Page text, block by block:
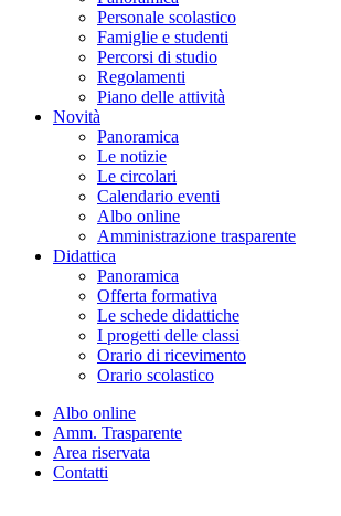
Personale scolastico
Famiglie e studenti
Percorsi di studio
Regolamenti
Piano delle attività
Novità
Panoramica
Le notizie
Le circolari
Calendario eventi
Albo online
Amministrazione trasparente
Didattica
Panoramica
Offerta formativa
Le schede didattiche
I progetti delle classi
Orario di ricevimento
Orario scolastico
Albo online
Amm. Trasparente
Area riservata
Contatti